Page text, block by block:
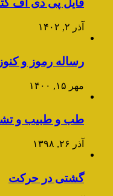
فایل پی دی اف
آذر ۲, ۱۴۰۲
رساله رموز و کنوز
مهر ۱۵, ۱۴۰۰
طب و طبیب و
آذر ۲۶, ۱۳۹۸
گشتی در حرکت